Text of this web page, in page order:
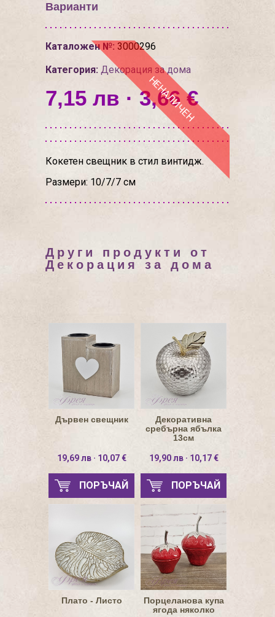
Варианти
Каталожен №: 3000296
Категория: Декорация за дома
7,15 лв · 3,66 €
НЕНАЛИЧЕН
Кокетен свещник в стил винтидж.
Размери: 10/7/7 см
Други продукти от
Декорация за дома
Дървен свещник
19,69 лв · 10,07 €
ПОРЪЧАЙ
Декоративна
сребърна ябълка
13см
19,90 лв · 10,17 €
ПОРЪЧАЙ
Плато - Листо
Порцеланова купа
ягода няколко